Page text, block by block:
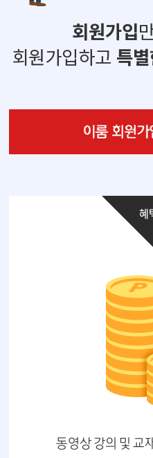
회원가입
회원가입하고 특
혜
동영상 강의 및 교